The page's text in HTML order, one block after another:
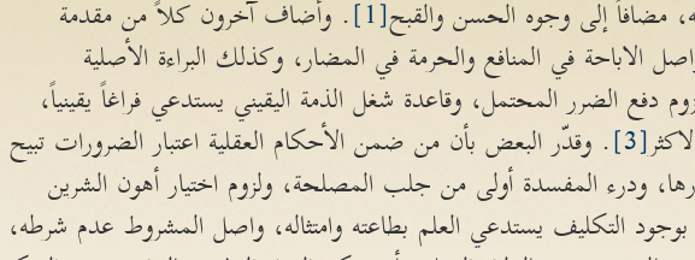
مضافاً إلى وجوه الحسن والقبح[1]
. وأضاف آخرون كلاً من مقدمة
الاباحة في المنافع والحرمة في المضار، وكذلك البراءة الأصلية
دفع الضرر المحتمل، وقاعدة شغل الذمة اليقيني يستدعي فراغاً يقينياً،
[3]
. وقدّر البعض بأن من ضمن الأحكام العقلية اعتبار الضرورات تبيح
ودرء المفسدة أولى من جلب المصلحة، ولزوم اختيار أهون الشرين
التكليف يستدعي العلم بطاعته وامتثاله، واصل المشروط عدم شرطه،